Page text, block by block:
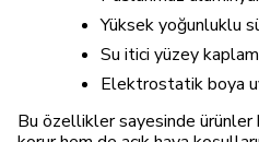
Yüksek yoğunluklu
Su itici yüzey
Elektrostatik boya
Bu özellikler sayesinde